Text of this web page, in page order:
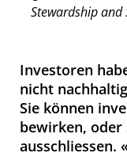
Stewardship and
Investoren
nicht
Sie können
bewirken,
ausschliessen.